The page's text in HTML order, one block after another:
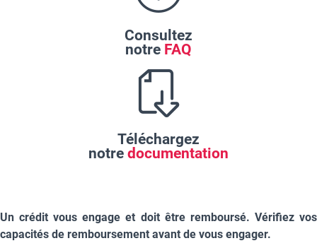
Consultez
notre FAQ
Téléchargez
notre documentation
Un crédit vous engage et doit être remboursé. Vérifiez vos
capacités de remboursement avant de vous engager.